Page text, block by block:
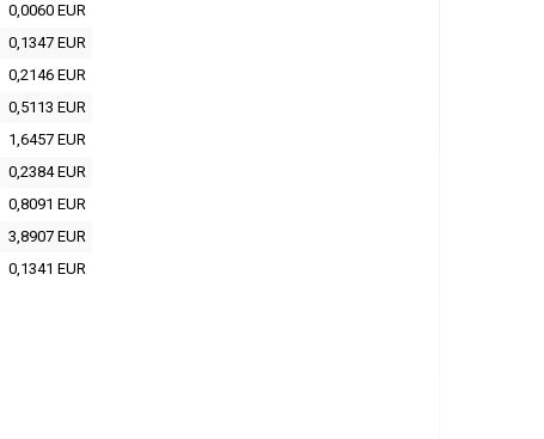
0,0060 EUR
0,1347 EUR
0,2146 EUR
0,5113 EUR
1,6457 EUR
0,2384 EUR
0,8091 EUR
3,8907 EUR
0,1341 EUR